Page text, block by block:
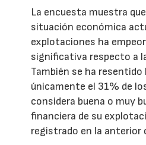
La encuesta muestra
situación económica
explotaciones ha
significativa respecto a
También se ha resentido
únicamente el 31% de
considera buena o muy
financiera de su
registrado en la anterior